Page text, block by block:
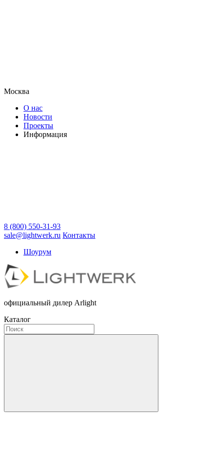
Москва
О нас
Новости
Проекты
Информация
8 (800) 550-31-93
sale@lightwerk.ru Контакты
Шоурум
официальный дилер Arlight
Каталог